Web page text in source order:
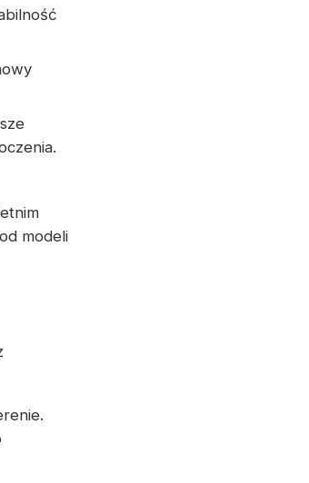
modeli